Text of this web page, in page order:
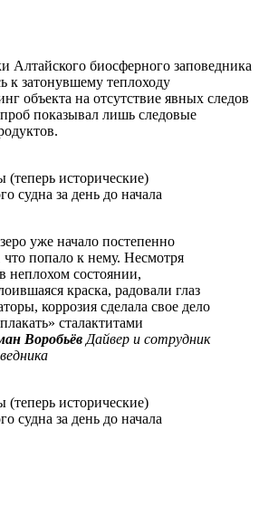
Алтайского биосферного заповедника
к затонувшему теплоходу
объекта на отсутствие явных следов
показывал лишь следовые
(теперь исторические)
судна за день до начала
уже начало постепенно
что попало к нему. Несмотря
неплохом состоянии,
краска, радовали глаз
коррозия сделала свое дело
сталактитами
Воробьёв Дайвер и сотрудник
(теперь исторические)
судна за день до начала